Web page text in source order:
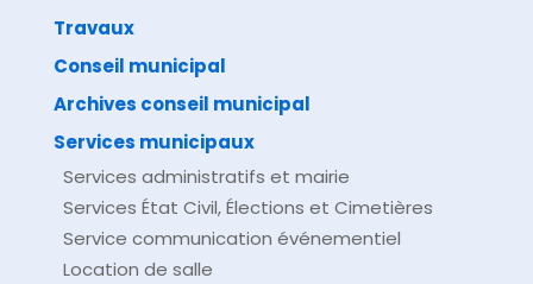
Direction de l'information légale et administrative
Travaux
Conseil municipal
Archives conseil municipal
Services municipaux
Services administratifs et mairie
Services État Civil, Élections et Cimetières
Service communication événementiel
Location de salle